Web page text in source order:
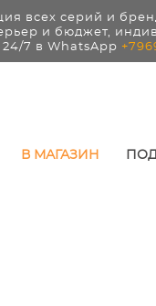
всех серий и
и бюджет,
24/7 в WhatsApp
В МАГАЗИН